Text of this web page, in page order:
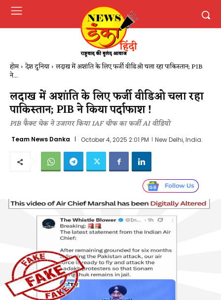
होम देश दुनिया लदाख में अशांति के लिए फर्जी वीडिओ चला रहा पाकिस्तान; PIB
ने...
लदाख में अशांति के लिए फर्जी वीडिओ चला रहा
पाकिस्तान; PIB ने किया पर्दाफाश !
PIB फैक्ट चेक ने उजागर किया IAF चीफ का फर्जी AI वीडियो
Team News Danka October 4, 2025 2:01 PM New Delhi, India.